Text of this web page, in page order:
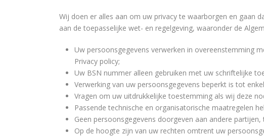
Wij doen er alles aan om uw privacy te waarborgen en gaan
aan de toepasselijke wet- en regelgeving, waaronder de
Uw persoonsgegevens verwerken in overeenstemming
Privacy policy;
Uw BSN nummer alleen gebruiken met uw schriftelijke
Verwerking van uw persoonsgegevens beperkt is tot
Vragen om uw uitdrukkelijke toestemming als wij deze
Passende technische en organisatorische maatregelen
Geen persoonsgegevens doorgeven aan andere
Op de hoogte zijn van uw rechten omtrent uw